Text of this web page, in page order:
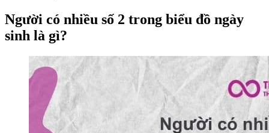
Người có nhiều số 2 trong biểu đồ ngày
sinh là gì?